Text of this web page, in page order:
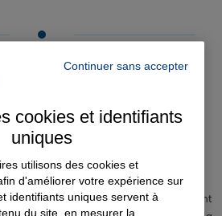
il des mesures
particulières de la
en cas de
?
la taxe d'habitation a été progressivement
Continuer sans accepter
cookies et identifiants
uniques
utilisons des cookies et
d'améliorer votre expérience sur
identifiants uniques servent à
du site, en mesurer la